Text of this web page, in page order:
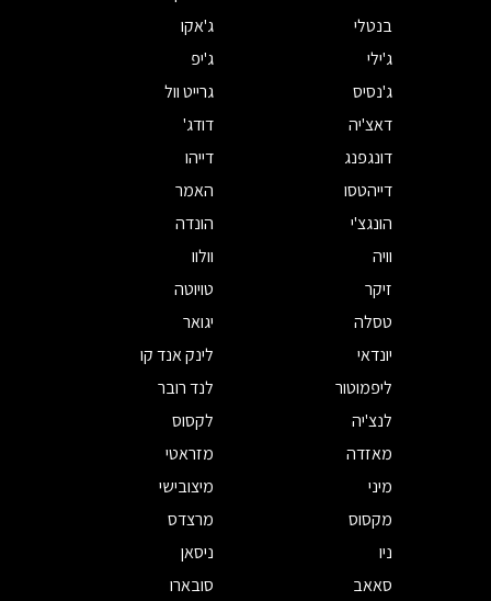
בנטלי
ג'אקו
ג'ילי
ג'יפ
ג'נסיס
גרייט וול
דאצ'יה
דודג'
דונגפנג
דייהו
דייהטסו
האמר
הונגצ'י
הונדה
וויה
וולוו
זיקר
טויוטה
טסלה
יגואר
יונדאי
לינק אנד קו
ליפמוטור
לנד רובר
לנצ'יה
לקסוס
מאזדה
מזראטי
מיני
מיצובישי
מקסוס
מרצדס
ניו
ניסאן
סאאב
סובארו